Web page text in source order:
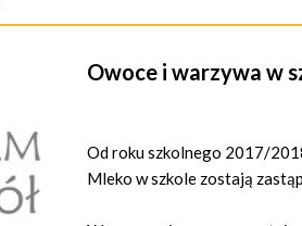
Owoce i warzywa w
Od roku szkolnego 2017/
Mleko w szkole zostają